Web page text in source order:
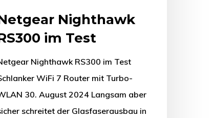
Nighthawk
im Test
Nighthawk RS300 im Test
WiFi 7 Router mit Turbo-
30. August 2024 Langsam aber
schreitet der Glasfaserausbau in